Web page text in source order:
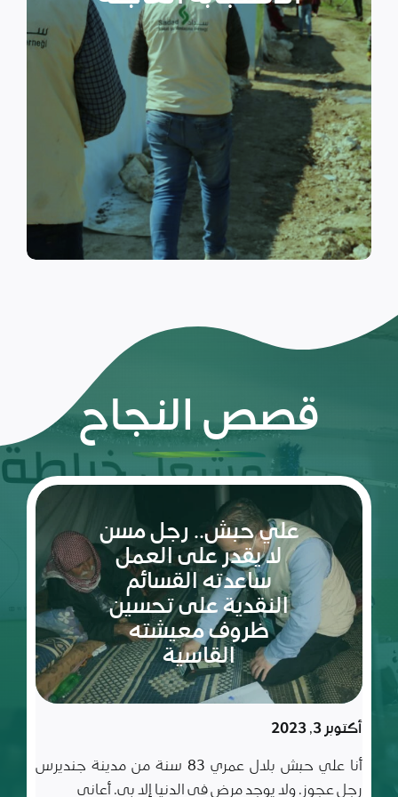
النزوح.
اقرأ المزيد
قصص النجاح
ريم:
شعلة
والإصرار
في عالم
مليء
بالتحديات
سبتمبر 10, 2023
ريم طفلة لم تكمل ربيعاها التاسع بعد، شعلة متوقدة
في العلم والأدب والأخلاق، تعيش مع أسرة تتألف من أب
وأم